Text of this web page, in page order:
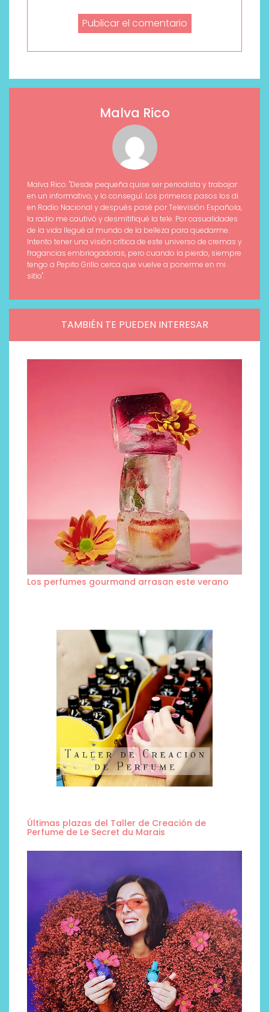
Malva Rico
Malva Rico. "Desde pequeña quise ser periodista y trabajar
en un informativo, y lo conseguí. Los primeros pasos los di
en Radio Nacional y después pasé por Televisión Española,
la radio me cautivó y desmitifiqué la tele. Por casualidades
de la vida llegué al mundo de la belleza para quedarme.
Intento tener una visión crítica de este universo de cremas y
fragancias embriagadoras, pero cuando la pierdo, siempre
tengo a Pepito Grillo cerca que vuelve a ponerme en mi
sitio".
TAMBIÉN TE PUEDEN INTERESAR
Los perfumes gourmand arrasan este verano
Últimas plazas del Taller de Creación de
Perfume de Le Secret du Marais